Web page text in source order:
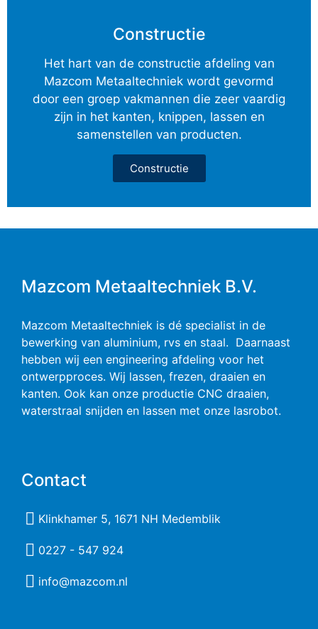
Constructie
Het hart van de constructie afdeling van
Mazcom Metaaltechniek wordt gevormd
door een groep vakmannen die zeer vaardig
zijn in het kanten, knippen, lassen en
samenstellen van producten.
Constructie
Mazcom Metaaltechniek B.V.
Mazcom Metaaltechniek is dé specialist in de
bewerking van aluminium, rvs en staal. Daarnaast
hebben wij een engineering afdeling voor het
ontwerpproces. Wij lassen, frezen, draaien en
kanten. Ook kan onze productie CNC draaien,
waterstraal snijden en lassen met onze lasrobot.
Contact
Klinkhamer 5, 1671 NH Medemblik
0227 - 547 924
info@mazcom.nl